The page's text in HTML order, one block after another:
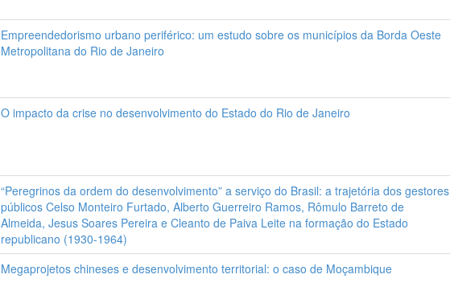
Empreendedorismo urbano periférico: um estudo sobre os municípios da Borda Oeste
Metropolitana do Rio de Janeiro
O impacto da crise no desenvolvimento do Estado do Rio de Janeiro
“Peregrinos da ordem do desenvolvimento” a serviço do Brasil: a trajetória dos gestores
públicos Celso Monteiro Furtado, Alberto Guerreiro Ramos, Rômulo Barreto de
Almeida, Jesus Soares Pereira e Cleanto de Paiva Leite na formação do Estado
republicano (1930-1964)
Megaprojetos chineses e desenvolvimento territorial: o caso de Moçambique